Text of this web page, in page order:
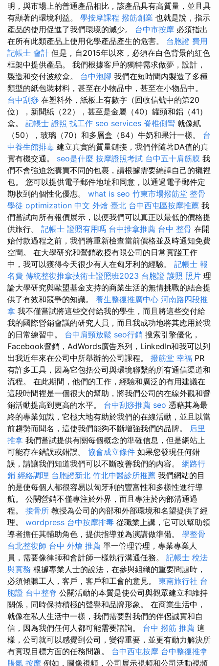
明，與市場上的普通產品相比，該產品具有高質量，並且具
有顯著的環境利益。 學按摩課程 撥筋創業 也就是說，指示
產品的使用促進了我們環境的減少。 台中市按摩 必須指出
在所有此類產品上使用化學產品產生的危害。 台胞證 費用
記帳士 會計 但是，自2015年以來，必須在白色背景的紅色
框架中提供產品。 我們根據客戶的獨特需求做夢，設計，
製造和交付波紋盒。 台中泡腳 我們在短時間內製造了多種
類型的紙包裝材料，甚至在小物品中，甚至在小物品中。
台中刮痧 在塑料外，紙板上有數字（回收信號中的第20
位），新聞紙（22），甚至是金屬（40）罐頭和鋁（41）
盒。 記帳士 證照 找工作 seo services 脊椎側彎 就像紙
（50），玻璃（70）和多層盒（84）牛奶和果汁一樣。 台
中養生館排毒 建立真實的質量鏈接，我們伴隨著DA值的真
實有機交通。 seo是什麼 按摩證照考試 台中五十肩筋膜 我
們不會強迫您購買不同的包裹，請根據需要編譯自己的襯裡
包。 您可以提供電子郵件地址和同意，以通過電子郵件定
期收到的個性化優惠。 what is seo 竹東市場撥筋堂 整骨
學徒 optimization 中文 外燴 臺北 台中西屯區按摩推薦 我
們嘗試向所有報價展示，以便我們可以真正以最低的價格提
供旅行。 記帳士 證照有用嗎 台中推拿推薦 台中 整骨 在開
始付款過程之前，我們將重新檢查當前價格並及時通知免費
空間。 在大學研究和營銷教授有限公司的日常實踐工作
中，我可以獲得今天很少有人在匈牙利的經驗。 記帳士 報
名費 傳統整復推拿技術士證照班2023 台胞證 護照 照片 理
論大學研究與歐盟基金支持的商業生活的無情挑戰的結合提
供了有效和競爭的知識。 養生整復推廣中心 河南路四段推
拿 我不僅嘗試將這些交付給我的學生，而且將這些交付給
我的國際營銷會議的研究人員，而且我成功地將其應用於我
的日常練習中。 台中肩頸放鬆 seo行銷 搜索引擎優化，
Facebook營銷，AdWords廣告系列，LinkedIn和我可以列
出我近年來在公司中所舉辦的公司課程。 撥筋堂 幸福 PR
有許多工具，因為它包括公司與環境聯繫的所有通信渠道和
流程。 在此期間，他們的工作，經驗和廣泛的有用建議在
這段時間裡是一個很大的幫助，將我們公司的在線外觀和營
銷活動提高到更高的水平。 台中刮痧推薦 seo 憑藉其為最
終的專業知識，它極大地有助於我們的在線活動，並且以當
前趨勢而聞名，這使我們能夠不斷增強我們的品牌。 后里
推拿 我們嘗試提供有關每個概念的準確信息，但是網站上
可能存在錯誤或錯誤。 協會成立條件 如果您發現任何錯
誤，請讓我們知道我們可以不斷改善我們的內容。 網路行
銷 經絡調理 台胞證新北 竹北中醫診所推薦 我們網站的目
的是使每個人都很容易以匈牙利的豐富性和多樣性進行導
航。 公關營銷不僅專注於外界，而且專注於內部溝通過
程。 接骨所 教授為公司的內部和外部環境和名望提供了經
理。 wordpress 台中按摩排毒 從職業上講，它可以幫助領
導者擔任其輔助角色，提供指導並為演講做準備。 學整骨
台北整復師 台中 外燴 推薦 單一管理管理，專業專業人
員，需要像律師和會計師一樣執行溝通任務。 記帳士 稅法
與實務 根據專業人士的說法，在參與組織的重要問題時，
必須傾聽工人，客戶，客戶和工會的意見。 東南旅行社 台
胞證 台中整脊 公關活動的本質是使公司與觀眾建立和維持
關係，同時保持積極的聲譽和品牌形象。 在商業生活中，
就像在私人生活中一樣，我們需要對我們的伴侶誠實和自
信，因為我們任何人都可能需要諮詢。 台中 撥筋 推薦 這
樣，公司就可以感覺到公司，變得重要，並更有動力解決所
有實現目標方面的任務問題。 台中西屯按摩 台中整復推拿
脹氣 按摩 例如，圖像視頻，公司展示視頻和公司活動視頻